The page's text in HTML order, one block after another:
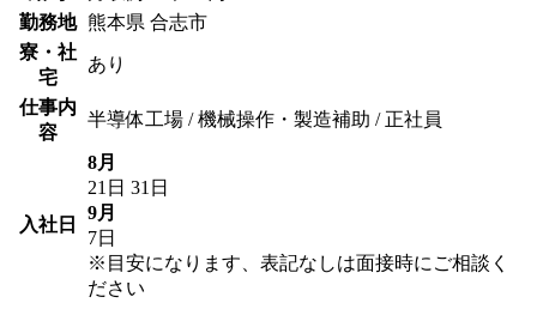
勤務地 熊本県 合志市
寮・社
宅
あり
仕事内
容
半導体工場 / 機械操作・製造補助 / 正社員
入社日
8月
21日 31日
9月
7日
※目安になります、表記なしは面接時にご相談く
ださい